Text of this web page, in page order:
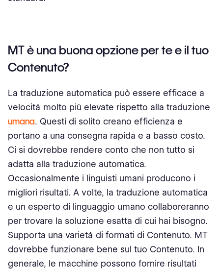
MT è una buona opzione per te e il tuo
Contenuto?
La traduzione automatica può essere efficace a
velocità molto più elevate rispetto alla traduzione
umana. Questi di solito creano efficienza e
portano a una consegna rapida e a basso costo.
Ci si dovrebbe rendere conto che non tutto si
adatta alla traduzione automatica.
Occasionalmente i linguisti umani producono i
migliori risultati. A volte, la traduzione automatica
e un esperto di linguaggio umano collaboreranno
per trovare la soluzione esatta di cui hai bisogno.
Supporta una varietà di formati di Contenuto. MT
dovrebbe funzionare bene sul tuo Contenuto. In
generale, le macchine possono fornire risultati